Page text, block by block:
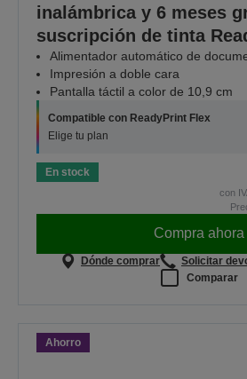
inalámbrica y 6 meses
suscripción de tinta
Alimentador automático de
Impresión a doble cara
Pantalla táctil a color de 10,9 cm
Compatible con ReadyPrint Flex
Elige tu plan
En stock
con
Compra ahora
Dónde comprar
Solicitar
Comparar
Ahorro